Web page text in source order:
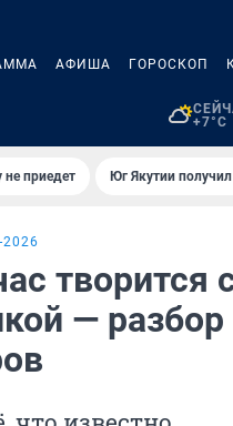
АФИША ГОРОСКОП
+7°C
приедет Юг Якутии
творится
— разбор